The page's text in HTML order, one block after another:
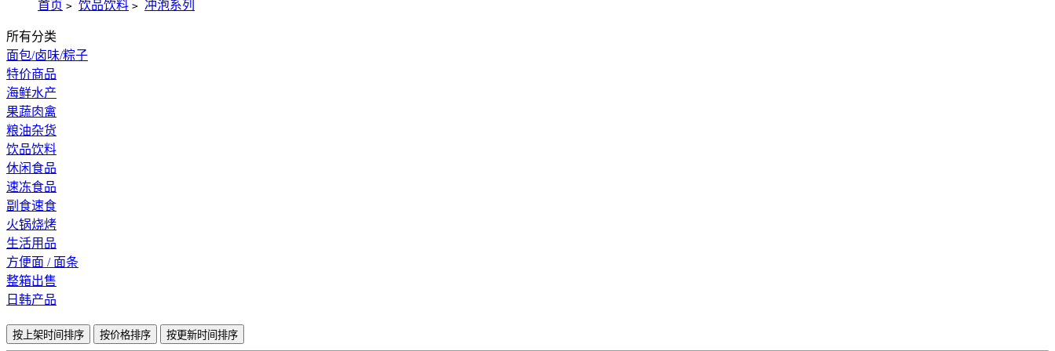
首页 > 饮品饮料 > 冲泡系列
所有分类
面包/卤味/粽子
特价商品
海鲜水产
果蔬肉禽
粮油杂货
饮品饮料
休闲食品
速冻食品
副食速食
火锅烧烤
生活用品
方便面 / 面条
整箱出售
日韩产品
按上架时间排序 按价格排序 按更新时间排序